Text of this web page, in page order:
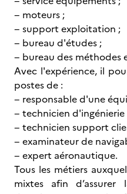
− moteurs ;
− support exploitation ;
− bureau d'études ;
− bureau des méthodes
Avec l'expérience, il
postes de :
− responsable d'une
− technicien d'ingénierie
− technicien support
− examinateur de
− expert aéronautique.
Tous les métiers
mixtes afin